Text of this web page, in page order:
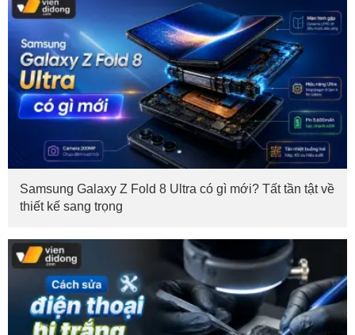
Samsung Galaxy Z Fold 8 Ultra có gì mới? Tất tần tật về
thiết kế sang trọng